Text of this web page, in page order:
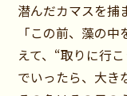
潜んだカマスを捕
「この前、藻の
えて、“取りに行
でいったら、大き